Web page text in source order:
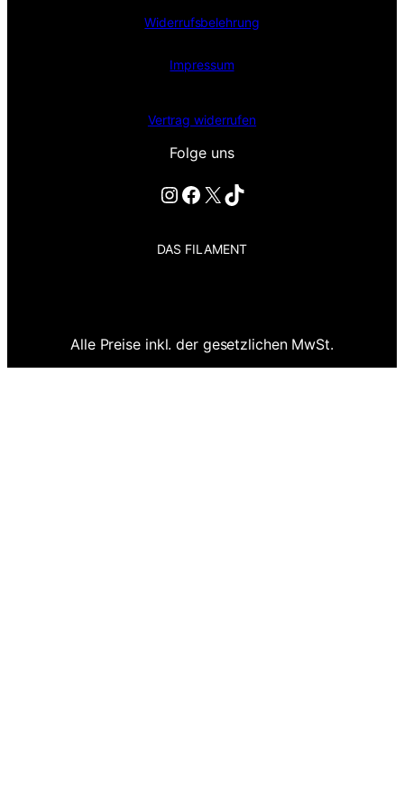
Widerrufsbelehrung
Impressum
Vertrag widerrufen
Folge uns
Instagram Facebook X TikTok
DAS FILAMENT
Alle Preise inkl. der gesetzlichen MwSt.